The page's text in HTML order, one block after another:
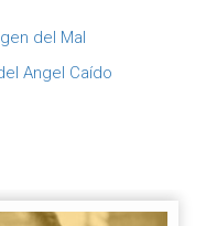
del Mal
Angel Caído